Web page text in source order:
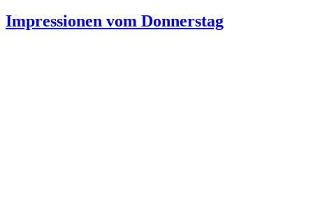
Impressionen vom Donnerstag